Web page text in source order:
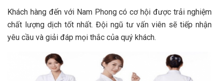
Khách hàng đến với Nam Phongcó cơ hội được trải nghiệm
chất lượng dịch tốt nhất. Đội ngũ tư vấn viên sẽ tiếp nhận
yêu cầu và giải đáp mọi thắc của quý khách.